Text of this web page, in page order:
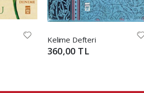
Kelime Defteri
360,00 TL